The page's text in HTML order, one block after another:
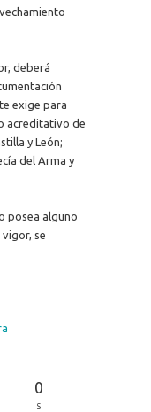
deberá
exige para
acreditativo de
y León;
del Arma y
posea alguno
se
0
S